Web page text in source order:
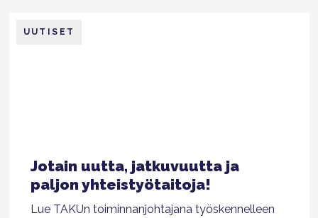
Jotain uutta, jatkuvuutta ja
paljon yhteistyötaitoja!
UUTISET
Lue TAKUn toiminnanjohtajana työskennelleen